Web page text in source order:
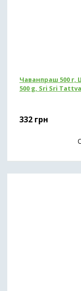
Чаванпраш 500
500 g, Sri Sri Tattva
332 грн